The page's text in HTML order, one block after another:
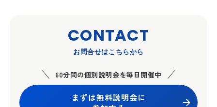
CONTACT
お問合せはこちらから
60分間の個別説明会を毎日開催中
まずは無料説明会に